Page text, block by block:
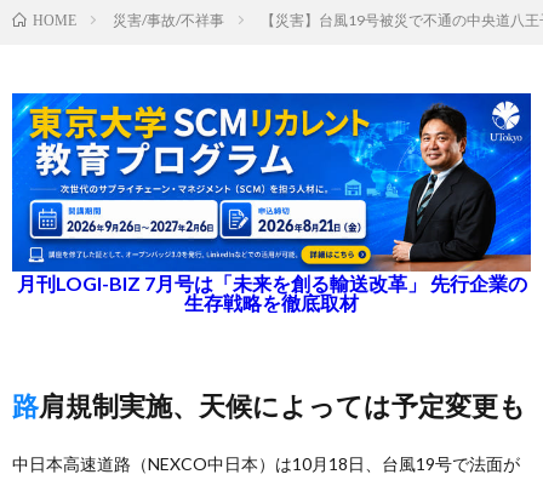
HOME 災害/事故/不祥事 【災害】台風19号被災で不通の中央道八
月刊LOGI-BIZ 7月号は「未来を創る輸送改革」 先行企業の
生存戦略を徹底取材
路肩規制実施、天候によっては予定変更も
中日本高速道路（NEXCO中日本）は10月18日、台風19号で法面が